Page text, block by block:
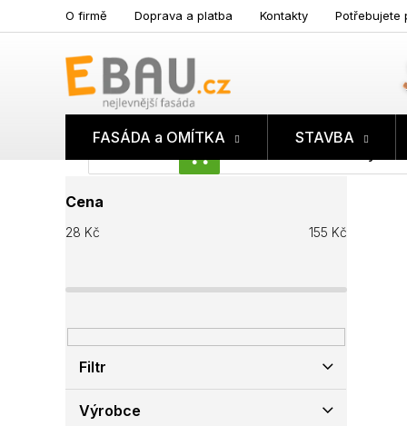
na
O firmě Doprava a platba Kontakty Potřebujete
NÁKUPNÍ
FASÁDA a OMÍTKA STAVBA
o
s
a
n
í
a
Cena
28 Kč 155 Kč
Filtr
Výrobce